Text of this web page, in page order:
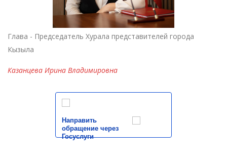
Глава - Председатель Хурала представителей города
Кызыла
Казанцева Ирина Владимировна
Направить
обращение через
Госуслуги